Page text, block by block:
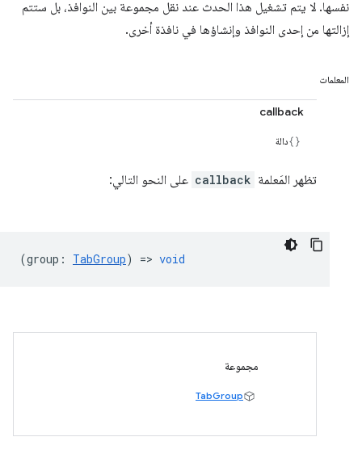
نفسها. لا يتم تشغيل هذا الحدث عند نقل مجموعة بين النوافذ، بل ستتم
إزالتها من إحدى النوافذ وإنشاؤها في نافذة أخرى.
المعلمات
callback
دالة
تظهر المَعلمة callback على النحو التالي:
(group : TabGroup) => void
مجموعة
TabGroup